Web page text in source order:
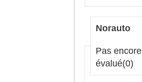
Norauto
Pas encore
évalué(0)